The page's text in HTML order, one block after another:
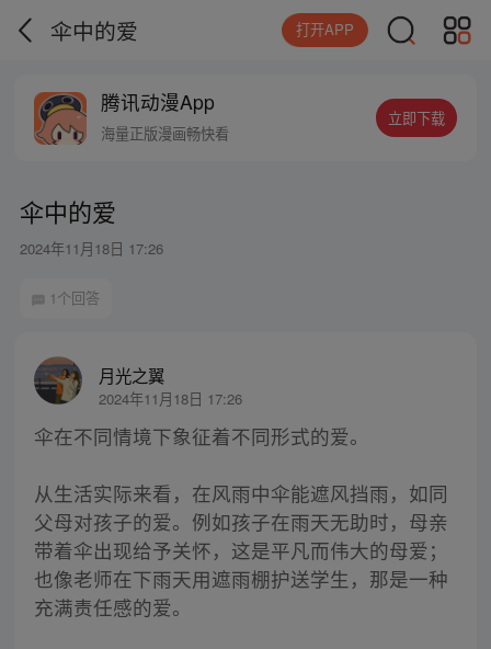
伞中的爱 打开APP
腾讯动漫App
海量正版漫画畅快看
立即下载
伞中的爱
2024年11月18日 17:26
1个回答
月光之翼
2024年11月18日 17:26
伞在不同情境下象征着不同形式的爱。
从生活实际来看，在风雨中伞能遮风挡雨，如同
父母对孩子的爱。例如孩子在雨天无助时，母亲
带着伞出现给予关怀，这是平凡而伟大的母爱；
也像老师在下雨天用遮雨棚护送学生，那是一种
充满责任感的爱。